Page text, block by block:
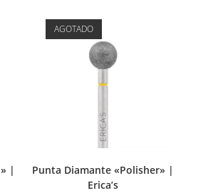
|
AGOTADO
Punta Diamante «Polisher» |
Erica’s